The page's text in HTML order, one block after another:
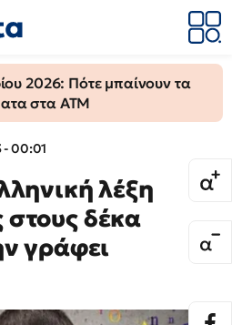
2026: Πότε μπαίνουν τα
στα ΑΤΜ
- 00:01
λέξη
δέκα
γράφει